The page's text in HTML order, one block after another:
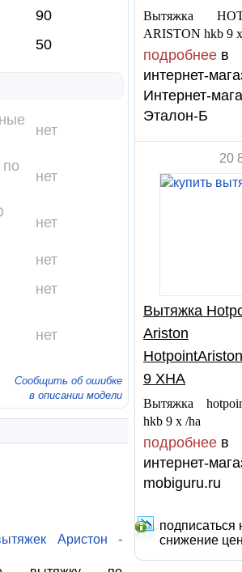
90
50
нет
нет
нет
нет
нет
нет
Сообщить об ошибке
в описании модели
Вытяжка
ARISTON hkb 9
подробнее в
интернет-
Интернет-
Эталон-Б
20
Вытяжка
Ariston
9 XHA
Вытяжка
hkb 9 x /ha
подробнее в
интернет-
mobiguru.ru
подписаться
снижение
Аристон -